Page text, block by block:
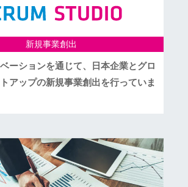
新規事業創出
ーションを通じて、日本企業とグロ
アップの新規事業創出を行っていま